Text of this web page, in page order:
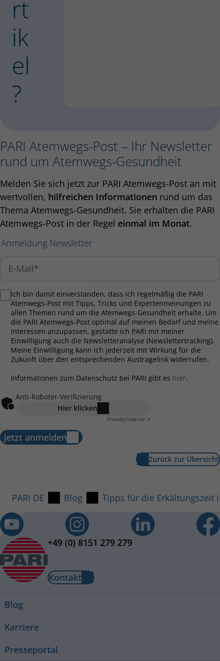
rt
ik
el
?
PARI Atemwegs-Post – Ihr Newsletter
rund um Atemwegs-Gesundheit
Melden Sie sich jetzt zur PARI Atemwegs-Post an mit
wertvollen, hilfreichen Informationen rund um das
Thema Atemwegs-Gesundheit. Sie erhalten die PARI
Atemwegs-Post in der Regel einmal im Monat.
Anmeldung Newsletter
Ich bin damit einverstanden, dass ich regelmäßig die PARI
Atemwegs-Post mit Tipps, Tricks und Expertenmeinungen zu
allen Themen rund um die Atemwegs-Gesundheit erhalte. Um
die PARI Atemwegs-Post optimal auf meinen Bedarf und meine
Interessen anzupassen, gestatte ich PARI mit meiner
Einwilligung auch die Newsletteranalyse (Newslettertracking).
Meine Einwilligung kann ich jederzeit mit Wirkung für die
Zukunft über den entsprechenden Austragelink widerrufen.
Informationen zum Datenschutz bei PARI gibt es hier.
Anti-Roboter-Verifizierung
Hier klicken
FriendlyCaptcha ⇗
Jetzt anmelden
Zurück zur Übersicht
PARI DE Blog Tipps für die Erkältungszeit
+49 (0) 8151 279 279
Kontakt
Blog
Karriere
Presseportal